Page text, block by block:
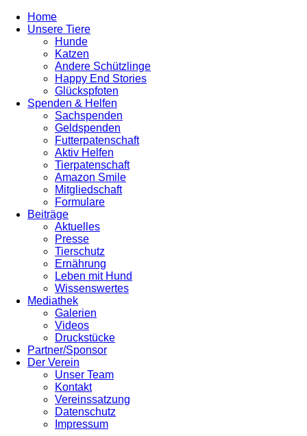
Home
Unsere Tiere
Hunde
Katzen
Andere Schützlinge
Happy End Stories
Glückspfoten
Spenden & Helfen
Sachspenden
Geldspenden
Futterpatenschaft
Aktiv Helfen
Tierpatenschaft
Amazon Smile
Mitgliedschaft
Formulare
Beiträge
Aktuelles
Presse
Tierschutz
Ernährung
Leben mit Hund
Wissenswertes
Mediathek
Galerien
Videos
Druckstücke
Partner/Sponsor
Der Verein
Unser Team
Kontakt
Vereinssatzung
Datenschutz
Impressum